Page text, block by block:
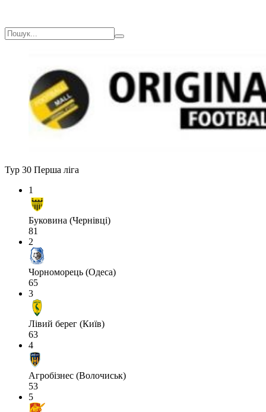
Тур 30 Перша ліга
1
Буковина (Чернівці)
81
2
Чорноморець (Одеса)
65
3
Лівий берег (Київ)
63
4
Агробізнес (Волочиськ)
53
5